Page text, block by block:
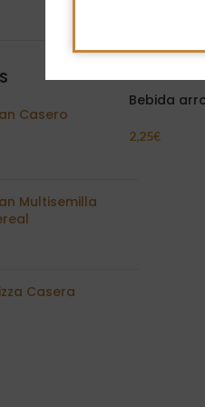
Casero
Multisemilla
Casera
Bebida
2,25€